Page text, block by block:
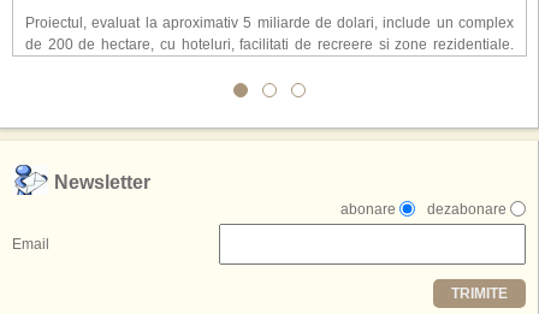
Proiectul, evaluat la aproximativ 5 miliarde de dolari, include un complex
de 200 de hectare, cu hoteluri, facilitati de recreere si zone rezidentiale.
atragerea a pana la 10 milioane de turisti anual. �Luna� ar putea deveni
exclusiv simularea suprafetei lunare.
,,Credem ca exista sanse mari sa anuntam nu doar o locatie, ci poate mai
multe'', a declarat Michael R. Henderson, cofondator al Moon World
Resorts, citat de Gulf News. Potrivit acestuia, 2026 ar putea deveni un an
decisiv pentru reali zarea proiectului.
Printre celelalte tari care concureaza pentru a gazdui aceasta constructie
se numara Australia, Brazilia, China, Egipt, India, Polonia, Thailanda,
Newsletter
dezabonare
abonare
Email
TRIMITE